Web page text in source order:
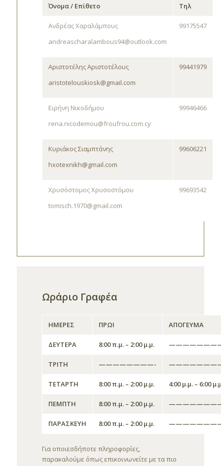
Όνομα / Επίθετο Τηλ
Ανδρέας Χαραλάμπους
andreascharalambous94@outlook.com
99175547
Αριστοτέλης Αριστοτέλους
aristotelouskiosk@gmail.com
99441979
Ειρήνη Νικοδήμου
rena.nicodemou@froufrou.com.cy
99946466
Κυριάκος Σιαμπτάνης
hxotexnikh@gmail.com
99606221
Χρυσόστομος Χρυσοστόμου
tomisch.1970@gmail.com
99693542
Ωράριο Γραφέα
ΗΜΕΡΕΣ ΠΡΩΙ ΑΠΟΓΕΥΜΑ
ΔΕΥΤΕΡΑ 8:00 π.μ. – 2:00 μ.μ.
ΤΡΙΤΗ ————————-
ΤΕΤΑΡΤΗ 8:00 π.μ. – 2:00 μ.μ. 4:00 μ.μ. – 6:00
ΠΕΜΠΤΗ 8:00 π.μ. – 2:00 μ.μ.
ΠΑΡΑΣΚΕΥΗ 8:00 π.μ. – 2:00 μ.μ.
Για οποιεσδήποτε πληροφορίες,
παρακαλούμε όπως επικοινωνείτε με τα πιο